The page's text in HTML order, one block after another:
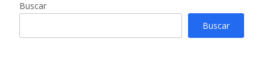
Buscar
Buscar